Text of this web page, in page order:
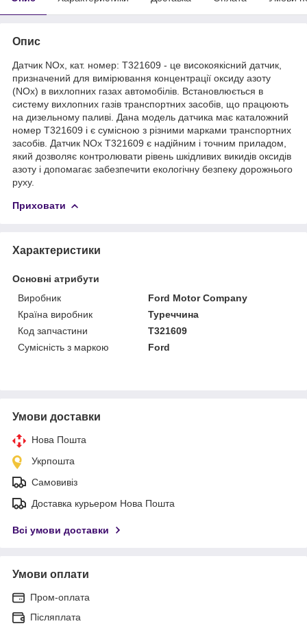
Опис
Датчик NOx, кат. номер: T321609 - це високоякісний датчик,
призначений для вимірювання концентрації оксиду азоту
(NOx) в вихлопних газах автомобілів. Встановлюється в
систему вихлопних газів транспортних засобів, що працюють
на дизельному паливі. Дана модель датчика має каталожний
номер T321609 і є сумісною з різними марками транспортних
засобів. Датчик NOx T321609 є надійним і точним приладом,
який дозволяє контролювати рівень шкідливих викидів оксидів
азоту і допомагає забезпечити екологічну безпеку дорожнього
руху.
Приховати
Характеристики
Основні атрибути
Виробник
Ford Motor Company
Країна виробник
Туреччина
Код запчастини
T321609
Сумісність з маркою
Ford
Умови доставки
Нова Пошта
Укрпошта
Самовивіз
Доставка курьером Нова Пошта
Всі умови доставки
Умови оплати
Пром-оплата
Післяплата